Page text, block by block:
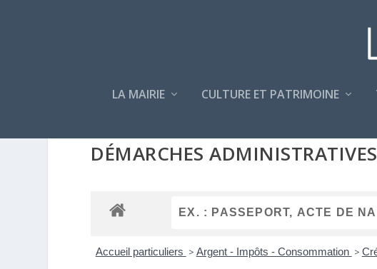
LA MAIRIE CULTURE ET PATRIMOINE
DÉMARCHES ADMINISTRATIVES
Accueil particuliers > Argent - Impôts - Consommation >